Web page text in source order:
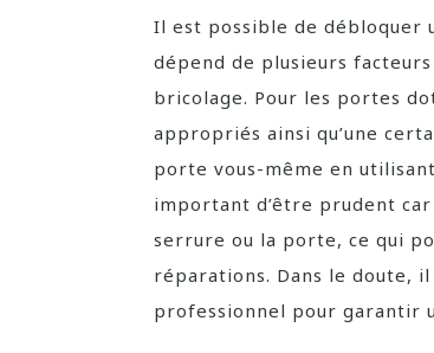
Il est possible de débloquer
dépend de plusieurs
bricolage. Pour les portes
appropriés ainsi qu’une
porte vous-même en
important d’être prudent
serrure ou la porte, ce qui
réparations. Dans le doute,
professionnel pour garantir